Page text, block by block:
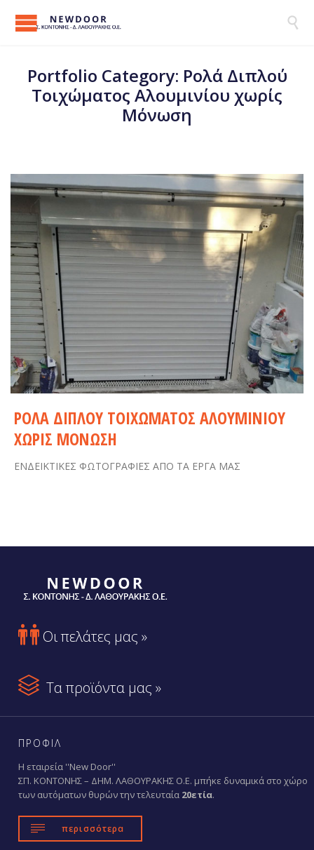

Portfolio Category: Ρολά Διπλού
Τοιχώματος Αλουμινίου χωρίς
Μόνωση
ΡΟΛΑ ΔΙΠΛΟΥ ΤΟΙΧΩΜΑΤΟΣ ΑΛΟΥΜΙΝΙΟΥ
ΧΩΡΙΣ ΜΟΝΩΣΗ
ΕΝΔΕΙΚΤΙΚΕΣ ΦΩΤΟΓΡΑΦΙΕΣ ΑΠΟ ΤΑ ΕΡΓΑ ΜΑΣ
 Οι πελάτες μας »
 Τα προϊόντα μας »
ΠΡΟΦΙΛ
Η εταιρεία ''New Door''
ΣΠ. ΚΟΝΤΟΝΗΣ – ΔΗΜ. ΛΑΘΟΥΡΑΚΗΣ Ο.Ε. μπήκε δυναμικά στο χώρο
των αυτόματων θυρών την τελευταία 20ετία.
 περισσότερα